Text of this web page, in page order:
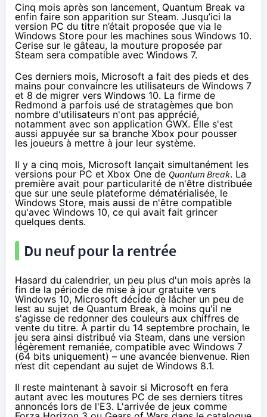
Cinq mois après son lancement, Quantum Break va
enfin faire son apparition sur Steam. Jusqu’ici la
version PC du titre n’était proposée que via le
Windows Store pour les machines sous Windows 10.
Cerise sur le gâteau, la mouture proposée par
Steam sera compatible avec Windows 7.
Ces derniers mois, Microsoft a fait des pieds et des
mains pour convaincre les utilisateurs de Windows 7
et 8 de migrer vers Windows 10. La firme de
Redmond a parfois usé de stratagèmes que bon
nombre d'utilisateurs n'ont pas apprécié,
notamment avec son application GWX. Elle s'est
aussi appuyée sur sa branche Xbox pour pousser
les joueurs à mettre à jour leur système.
Il y a cinq mois, Microsoft lançait simultanément les
versions pour PC et Xbox Onede Quantum Break. La
première avait pour particularité de n'être distribuée
que sur une seule plateforme dématérialisée, le
Windows Store, mais aussi de n'être compatible
qu'avec Windows 10, ce qui avait fait grincer
quelques dents.
Du neuf pour la rentrée
Hasard du calendrier, un peu plus d'un mois après la
fin de la période de mise à jour gratuite vers
Windows 10, Microsoft décide de lâcher un peu de
lest au sujet de Quantum Break, à moins qu'il ne
s'agisse de redonner des couleurs aux chiffres de
vente du titre. À partir du 14 septembre prochain, le
jeu sera ainsi distribué via Steam, dans une version
légèrement remaniée, compatible avec Windows 7
(64 bits uniquement) – une avancée bienvenue. Rien
n’est dit cependant au sujet de Windows 8.1.
Il reste maintenant à savoir si Microsoft en fera
autant avec les moutures PC de ses derniers titres
annoncés lors de l'E3. L'arrivée de jeux comme